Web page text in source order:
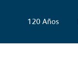
120 Años